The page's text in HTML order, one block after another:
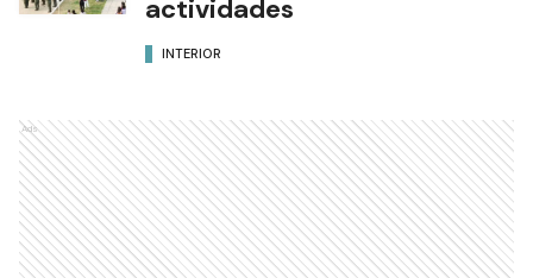
actividades
INTERIOR
Ads